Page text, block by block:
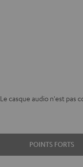
Le casque audio n'est pas
POINTS FORTS